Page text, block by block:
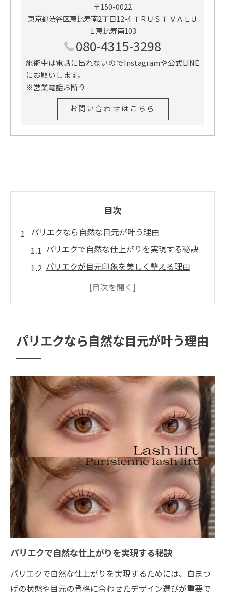
〒150-0022
東京都渋谷区恵比寿南2丁目12-4 ＴＲＵＳＴ ＶＡＬＵ
Ｅ恵比寿南103
080-4315-3298
施術中は電話に出れないのでInstagramや公式LINE
にお願いします。
※営業電話お断り
お問い合わせはこちら
目次
パリエクなら自然な目元が叶う理由
パリエクで自然な仕上がりを実現する秘訣
パリエクが目元印象を美しく整える理由
パリエクはどんな人におすすめなのか解説
恵比寿南で選べるパリエクの魅力比較
恵比寿 almeeと連携したパリエクの選び方
サロンごとに異なるパリエクの仕上がり感
通いやすさとパリエクの満足度を徹底比較
理想の仕上がりを目指す選び方ガイド
パリエクで理想の目元を実現する選び方
自分に合うパリエクの仕上がりを見極める
方法
パリエク選びで後悔しないポイントまとめ
生活スタイル別パリエクのおすすめ選択肢
Almeeまつげも参考になる選び方のコツ
通う頻度や維持のコツもプロが伝授
パリエクの通う頻度と維持のベストな方法
パリエクは何ヶ月に1回がおすすめ？
パリエクなら自然な目元が叶う理由
パリエクで自然な仕上がりを実現する秘訣
パリエクで自然な仕上がりを実現するためには、自まつ
げの状態や目元の骨格に合わせたデザイン選びが重要で